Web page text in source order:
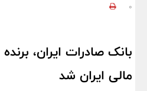
0
​بانک صادرات ایران،
مالی ایران شد